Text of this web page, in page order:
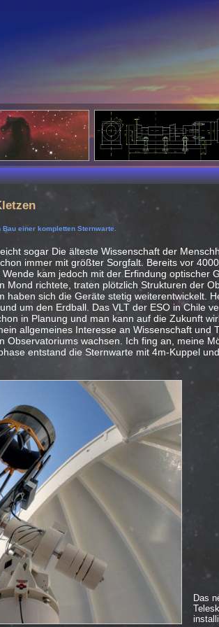
einer kompletten Sternwarte.
sogar Die älteste Wissenschaft der
immer mit größter Sorgfalt. Bereits vor
kam jedoch mit der Erfindung optischer
Mond richtete, traten plötzlich Strukturen der
haben sich die Geräte stetig weiterentwickelt.
um den Erdball. Das VLT der ESO in Chile
in Planung und man kann auf die Zukunft
allgemeines Interesse an Wissenschaft und
Observatoriums wachsen. Ich fing an, meine
entstand die Sternwarte mit 4m-Kuppel
Das